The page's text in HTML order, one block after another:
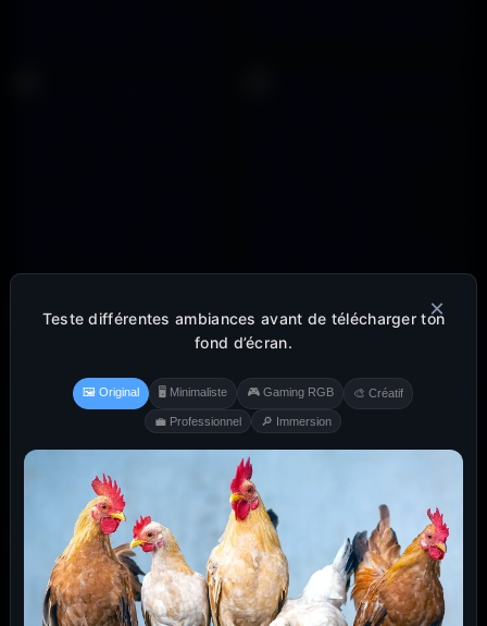
×
Teste différentes ambiances avant de télécharger ton
fond d’écran.
🖼️ Original 🖥️ Minimaliste 🎮 Gaming RGB 🎨 Créatif
💼 Professionnel 🔎 Immersion